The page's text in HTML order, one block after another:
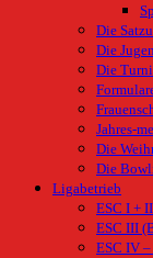
Die
Die
Die
Jahres-
Die
Die
Ligabetrieb
ESC I +
ESC III
ESC IV